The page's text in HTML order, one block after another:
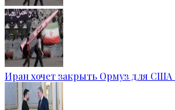
Иран хочет закрыть Ормуз для США